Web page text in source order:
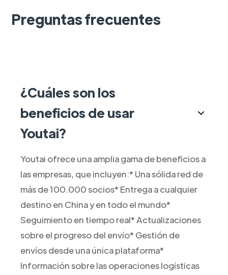
Preguntas frecuentes
¿Cuáles son los
beneficios de usar
Youtai?
Youtai ofrece una amplia gama de beneficios a
las empresas, que incluyen:* Una sólida red de
más de 100.000 socios* Entrega a cualquier
destino en China y en todo el mundo*
Seguimiento en tiempo real* Actualizaciones
sobre el progreso del envío* Gestión de
envíos desde una única plataforma*
Información sobre las operaciones logísticas